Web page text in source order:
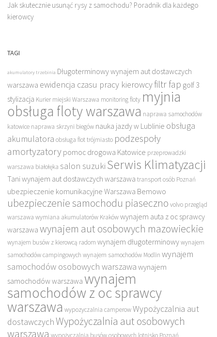
Jak skutecznie usunąć rysy z samochodu? Poradnik dla każdego
kierowcy
TAGI
akumulatory trzebinia Długoterminowy wynajem aut dostawczych
warszawa ewidencja czasu pracy kierowcyfiltr fap golf 3
stylizacja Kurier miejski Warszawa monitoring floty myjnia
obsługa floty warszawa naprawa samochodów
katowice naprawa skrzyni biegów nauka jazdy w Lublinie obsługa
akumulatora obsługa flot trójmiasto podzespoły
amortyzatory pomoc drogowa Katowice przeprowadzki
warszawa białołęka salon suzuki Serwis Klimatyzacji
Tani wynajem aut dostawczych warszawa transport osób Poznań
ubezpieczenie komunikacyjne Warszawa Bemowo
ubezpieczenie samochodu piaseczno volvo przegląd
warszawa wymiana akumulatorów Krakówwynajem auta z oc sprawcy
warszawa wynajem aut osobowych mazowieckie
wynajem busów z kierowcą radom wynajem długoterminowywynajem
samochodów campingowych wynajem samochodów Modlin wynajem
samochodów osobowych warszawa wynajem
samochodów warszawa wynajem
samochodów z oc sprawcy
warszawa wypozyczalnia camperowWypożyczalnia aut
dostawczychWypożyczalnia aut osobowych
warszawa